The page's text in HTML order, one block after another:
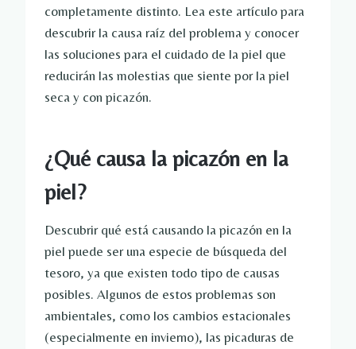
completamente distinto. Lea este artículo para
descubrir la causa raíz del problema y conocer
las soluciones para el cuidado de la piel que
reducirán las molestias que siente por la piel
seca y con picazón.
¿Qué causa la picazón en la
piel?
Descubrir qué está causando la picazón en la
piel puede ser una especie de búsqueda del
tesoro, ya que existen todo tipo de causas
posibles. Algunos de estos problemas son
ambientales, como los cambios estacionales
(especialmente en invierno), las picaduras de